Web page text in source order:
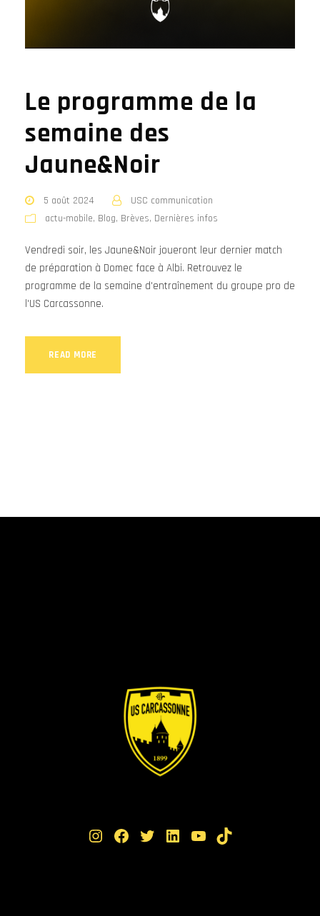
Le programme de la
semaine des
Jaune&Noir
5 août 2024
USC communication
actu-mobile, Blog, Brèves, Dernières infos
Vendredi soir, les Jaune&Noir joueront leur dernier match
de préparation à Domec face à Albi. Retrouvez le
programme de la semaine d'entraînement du groupe pro de
l'US Carcassonne.
READ MORE
Instagram Facebook Twitter LinkedIn YouTube TikTok